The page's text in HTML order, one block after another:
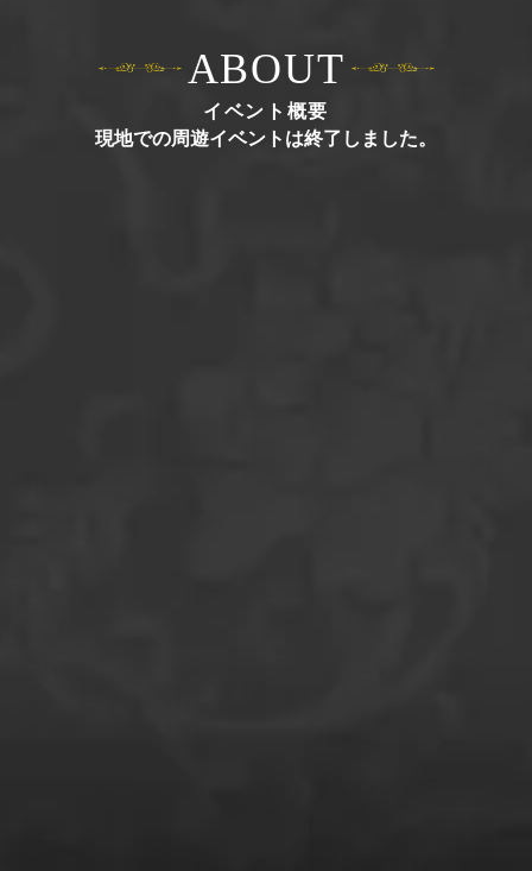
ABOUT
イベント概要
現地での周遊イベントは終了しました。